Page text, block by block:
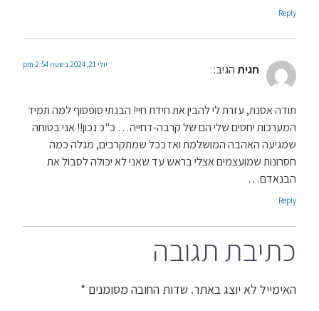
Reply
חגיתהגיב: יולי 21, 2024 בשעה 2:54 pm
תודה אסנת, עזרת לי להבין את חידת חיי! הבנתי סופסוף למה תמיד
המערכות יחסים שלי הם של קרבה-דחייה… כ"כ נכון!! אני בטוחה
שמגיעה האהבה המושלמת ואז ככל שמתקרבים, מגלה כמה
חסרונות שמועצמים אצלי בראש עד שאני לא יכולה לסבול את
הבנאדם…
Reply
כתיבת תגובה
האימייל לא יוצג באתר. שדות החובה מסומנים *